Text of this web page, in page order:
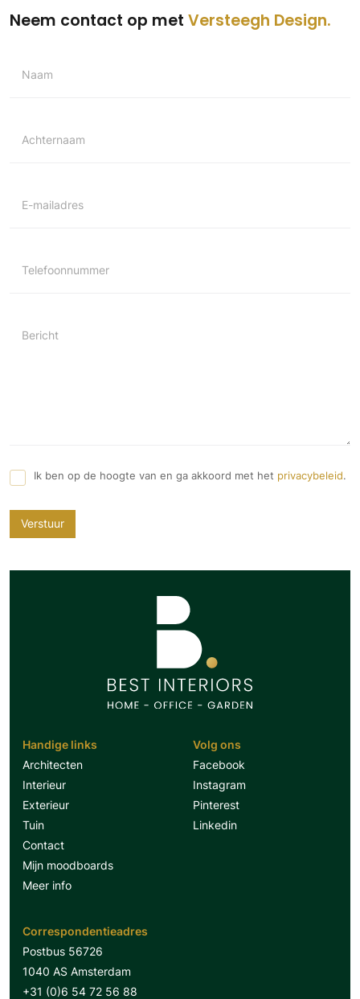
Neem contact op met Versteegh Design
Naam
Achternaam
E-mailadres
Telefoonnummer
Bericht
Ik ben op de hoogte van en ga akkoord met het privacybeleid.
Verstuur
Handige links
Architecten
Interieur
Exterieur
Tuin
Contact
Mijn moodboards
Meer info
Volg ons
Facebook
Instagram
Pinterest
Linkedin
Correspondentieadres
Postbus 56726
1040 AS Amsterdam
+31 (0)6 54 72 56 88